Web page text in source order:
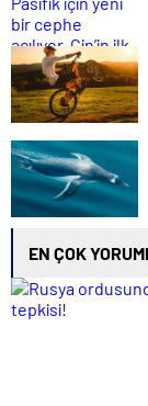
EN ÇOK